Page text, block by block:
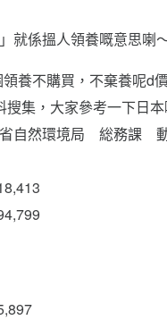
就係搵人領養嘅意思喇
養不購買，不棄養呢d
集，大家參考一下日本
自然環境局 総務課